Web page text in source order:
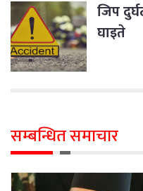
जिप
घाइते
सम्बन्धित समाचार